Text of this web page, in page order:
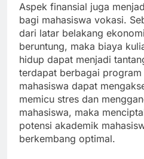
Aspek finansial juga
bagi mahasiswa vokasi.
dari latar belakang
beruntung, maka biaya
hidup dapat menjadi
terdapat berbagai
mahasiswa dapat
memicu stres dan
mahasiswa, maka
potensi akademik
berkembang optimal.